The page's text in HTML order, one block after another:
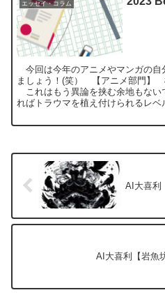
エッセイ・コラム
今回は今年のアニメやマンガの自
ましょう！(笑） 【アニメ部門】
これはもう異論を挟む余地もない
ればトラウマを植え付けられるレベ
AI大喜利
AI大喜利【岩魚